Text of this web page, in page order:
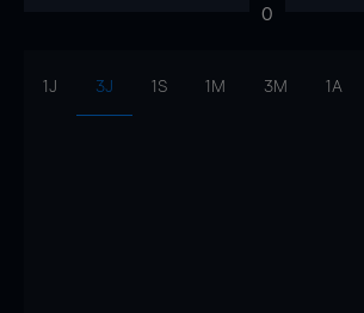
0
1J 3J 1S 1M 3M 1A